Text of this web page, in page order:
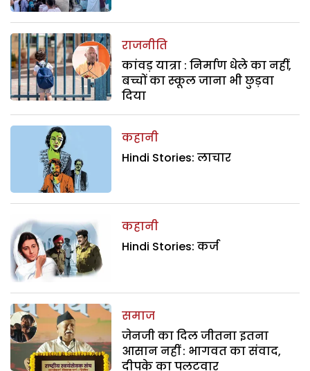
राजनीति
कांवड़ यात्रा : निर्माण धेले का नहीं,
बच्चों का स्कूल जाना भी छुड़वा
दिया
कहानी
Hindi Stories: लाचार
कहानी
Hindi Stories: कर्ज
समाज
जेनजी का दिल जीतना इतना
आसान नहीं : भागवत का संवाद,
दीपके का पलटवार